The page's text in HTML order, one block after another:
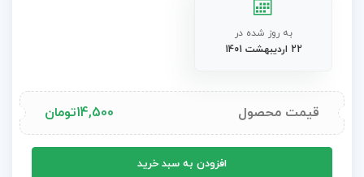
به روز شده در
22 اردیبهشت 1401
قیمت محصول 14,500تومان
افزودن به سبد خرید